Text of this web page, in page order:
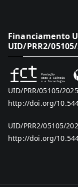
Financiamento
UID/PRR2/
UID/PRR/05105/
http://doi.org/
UID/PRR2/05105/
http://doi.org/